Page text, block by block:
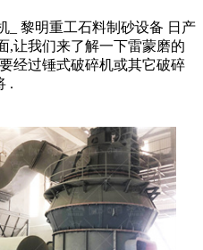
_ 黎明重工石料制砂设备 日产
,让我们来了解一下雷蒙磨的
经过锤式破碎机或其它破碎
.